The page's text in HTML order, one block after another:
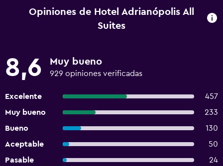
Opiniones de Hotel Adrianópolis All
Suites
8,6 Muy bueno
929 opiniones verificadas
Excelente
457
Muy bueno
233
Bueno
130
Aceptable
50
Pasable
24